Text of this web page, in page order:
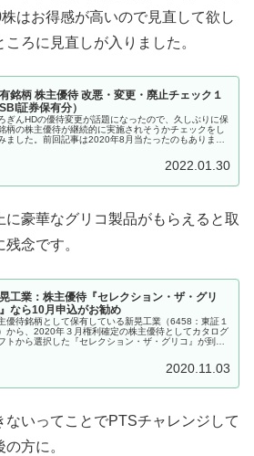
はお得感が高いので見直して欲し
ろに見直しが入りました。
銘柄 株主優待 改悪・変更・廃止チェック１
SBI証券保有分）
ぎんHDの優待変更が話題になったので、久しぶりに保
柄の株主優待が継続的に実施されそうかチェックをし
ました。前回記事は2020年8月当たったのもあります
2022.01.30
豪華なグリコ製品がもらえると取
念です。
工業：株主優待『セレクション・ザ・グリ
なら10月申込がお勧め
優待銘柄として保有している新晃工業（6458：東証１
から、2020年３月権利確定の株主優待としてカタログ
トから選択した『セレクション・ザ・グリコ』が到着
2020.11.03
ないってことでPTSチャレンジして
方に。